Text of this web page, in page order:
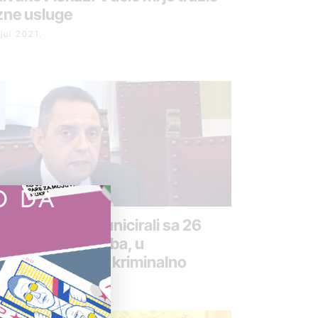
usluge
2021.
Vučići komunicirali sa 26
osoba, u
ništa kriminalno
2021.
DA